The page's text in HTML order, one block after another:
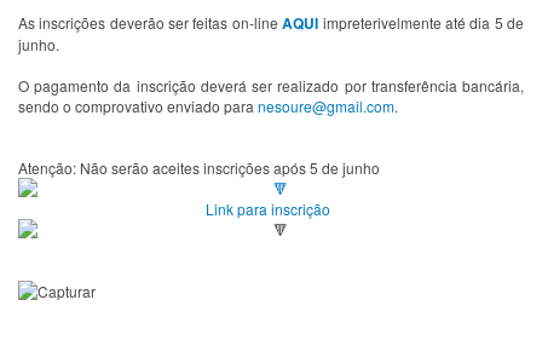
As inscrições deverão ser feitas on-lineAQUI impreterivelmente até dia 5 de
junho.
O pagamento da inscrição deverá ser realizado por transferência bancária,
sendo o comprovativo enviado para nesoure@gmail.com.
Atenção: Não serão aceites inscrições após 5 de junho
Link para inscrição